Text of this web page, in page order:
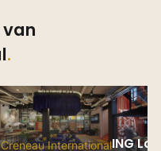
van
Creneau InternationalING La